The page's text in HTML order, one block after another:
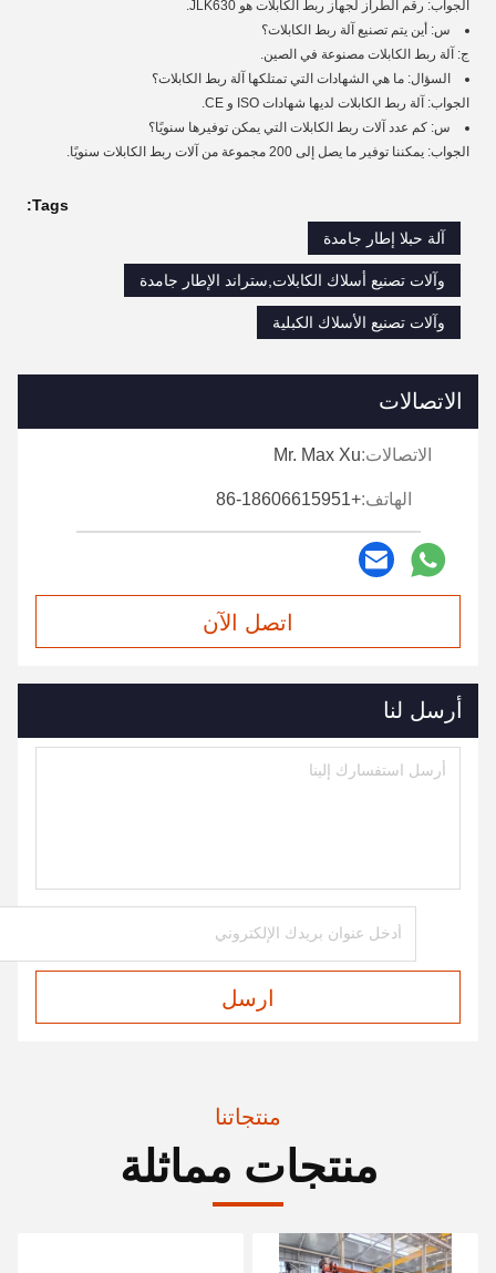
الجواب: رقم الطراز لجهاز ربط الكابلات هو JLK630.
س: أين يتم تصنيع آلة ربط الكابلات؟
ج: آلة ربط الكابلات مصنوعة في الصين.
السؤال: ما هي الشهادات التي تمتلكها آلة ربط الكابلات؟
الجواب: آلة ربط الكابلات لديها شهادات ISO و CE.
س: كم عدد آلات ربط الكابلات التي يمكن توفيرها سنويًا؟
الجواب: يمكننا توفير ما يصل إلى 200 مجموعة من آلات ربط الكابلات سنويًا.
Tags:
آلة حبلا إطار جامدة
وآلات تصنيع أسلاك الكابلات,ستراند الإطار جامدة
وآلات تصنيع الأسلاك الكبلية
الاتصالات
الاتصالات:Mr. Max Xu
الهاتف:+86-18606615951
اتصل الآن
أرسل لنا
ارسل
منتجاتنا
منتجات مماثلة